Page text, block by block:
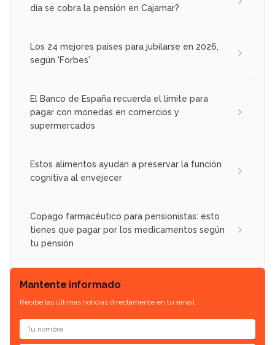
día se cobra la pensión en Cajamar?
Los 24 mejores países para jubilarse en 2026,
según 'Forbes'
El Banco de España recuerda el límite para
pagar con monedas en comercios y
supermercados
Estos alimentos ayudan a preservar la función
cognitiva al envejecer
Copago farmacéutico para pensionistas: esto
tienes que pagar por los medicamentos según
tu pensión
Mantente informado
Recibe las últimas noticias directamente en tu email.